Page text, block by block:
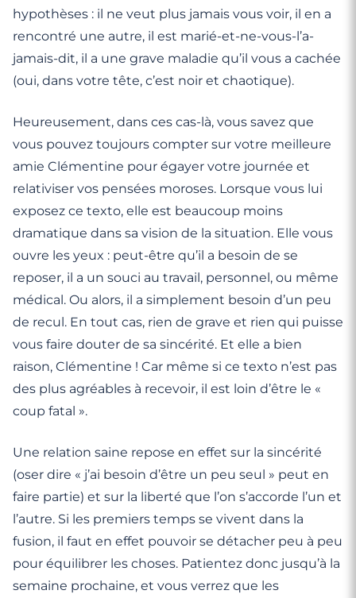
hypothèses : il ne veut plus jamais vous voir, il en a
rencontré une autre, il est marié-et-ne-vous-l’a-
jamais-dit, il a une grave maladie qu’il vous a cachée
(oui, dans votre tête, c’est noir et chaotique).
Heureusement, dans ces cas-là, vous savez que
vous pouvez toujours compter sur votre meilleure
amie Clémentine pour égayer votre journée et
relativiser vos pensées moroses. Lorsque vous lui
exposez ce texto, elle est beaucoup moins
dramatique dans sa vision de la situation. Elle vous
ouvre les yeux : peut-être qu’il a besoin de se
reposer, il a un souci au travail, personnel, ou même
médical. Ou alors, il a simplement besoin d’un peu
de recul. En tout cas, rien de grave et rien qui puisse
vous faire douter de sa sincérité. Et elle a bien
raison, Clémentine ! Car même si ce texto n’est pas
des plus agréables à recevoir, il est loin d’être le «
coup fatal ».
Une relation saine repose en effet sur la sincérité
(oser dire « j’ai besoin d’être un peu seul » peut en
faire partie) et sur la liberté que l’on s’accorde l’un et
l’autre. Si les premiers temps se vivent dans la
fusion, il faut en effet pouvoir se détacher peu à peu
pour équilibrer les choses. Patientez donc jusqu’à la
semaine prochaine, et vous verrez que les